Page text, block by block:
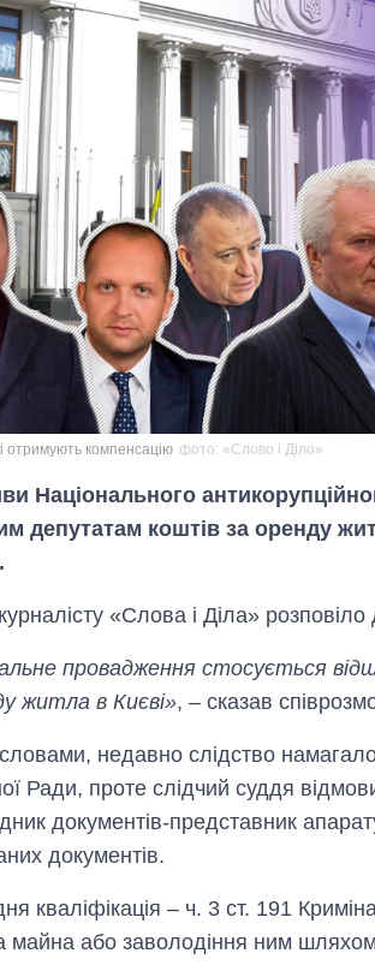
отримують компенсацію фото: «Слово і Діло»
Національного
депутатам коштів за оренду
«Слова і Діла»
провадження стосується
житла в Києві», – сказав
недавно слідство
Ради, проте слідчий суддя
документів-представник
документів.
кваліфікація – ч. 3 ст. 191
майна або заволодіння ним